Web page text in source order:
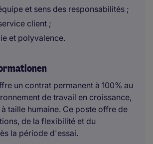
et sens des responsabilités ;
client ;
et polyvalence.
un contrat permanent à 100% au
de travail en croissance,
taille humaine. Ce poste offre de
de la flexibilité et du
la période d'essai.